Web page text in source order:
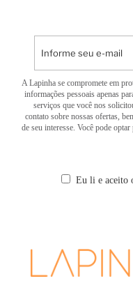
A Lapinha se compromete em
informações pessoais apenas
serviços que você nos
contato sobre nossas ofertas,
de seu interesse. Você pode
Eu li e aceito